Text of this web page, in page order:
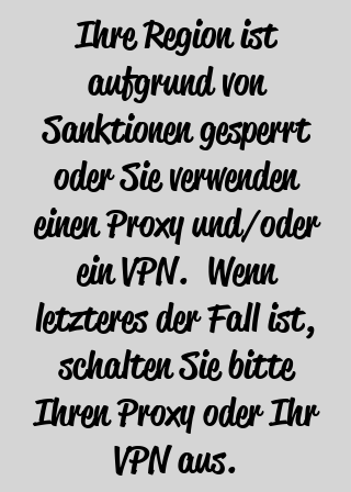
Ihre Region ist
aufgrund von
Sanktionen gesperrt
oder Sie verwenden
einen Proxy und/oder
ein VPN. Wenn
letzteres der Fall ist,
schalten Sie bitte
Ihren Proxy oder Ihr
VPN aus.